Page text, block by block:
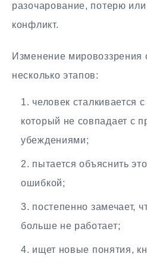
разочарование, потерю
конфликт.
Изменение мировоззрения
несколько этапов:
человек сталкивается
который не совпадает с
убеждениями;
пытается объяснить
ошибкой;
постепенно замечает,
больше не работает;
ищет новые понятия,